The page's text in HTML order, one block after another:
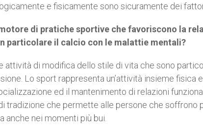
e fisicamente sono sicuramente dei
di pratiche sportive che favoriscono la
particolare il calcio con le malattie mentali?
attività di modifica dello stile di vita che sono
Lo sport rappresenta un’attività insieme fisica
ed il mantenimento di relazioni
tradizione che permette alle persone che soffrono
anche nei momenti più bui.